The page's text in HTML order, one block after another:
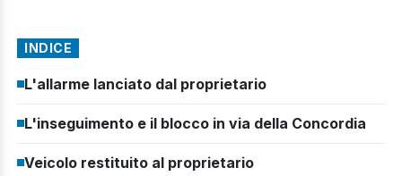
INDICE
L'allarme lanciato dal proprietario
L'inseguimento e il blocco in via della Concordia
Veicolo restituito al proprietario